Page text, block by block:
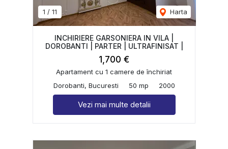
1 / 11 Harta
INCHIRIERE GARSONIERA IN VILA |
DOROBANTI | PARTER | ULTRAFINISAT |
1,700 €
Apartament cu 1 camere de închiriat
Dorobanti, Bucuresti
50 mp 2000
Vezi mai multe detalii